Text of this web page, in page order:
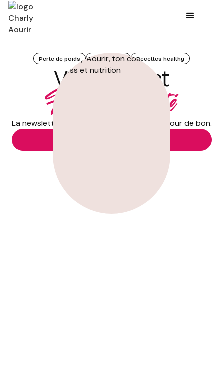
Perte de poids Tonification Recettes healthy
Votre boost
Forme et santé
La newsletter qui transforme votre corps pour de bon.